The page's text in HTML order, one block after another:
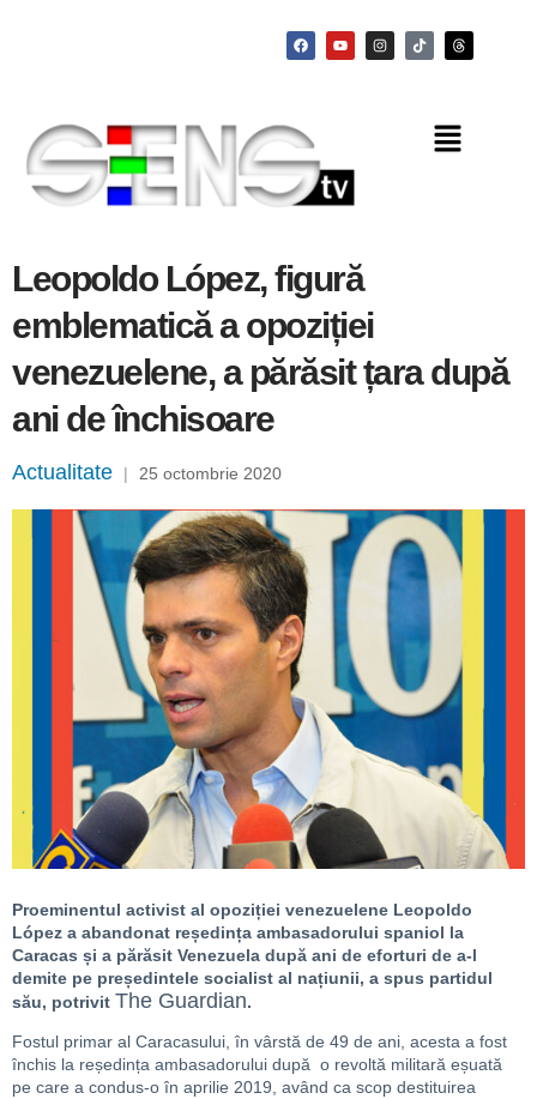
Leopoldo López, figură
emblematică a opoziției
venezuelene, a părăsit țara după
ani de închisoare
Actualitate | 25 octombrie 2020
Proeminentul activist al opoziției venezuelene Leopoldo
López a abandonat reședința ambasadorului spaniol la
Caracas și a părăsit Venezuela după ani de eforturi de a-l
demite pe președintele socialist al națiunii, a spus partidul
său, potrivit The Guardian.
Fostul primar al Caracasului, în vârstă de 49 de ani, acesta a fost
închis la reședința ambasadorului după o revoltă militară eșuată
pe care a condus-o în aprilie 2019, având ca scop destituirea